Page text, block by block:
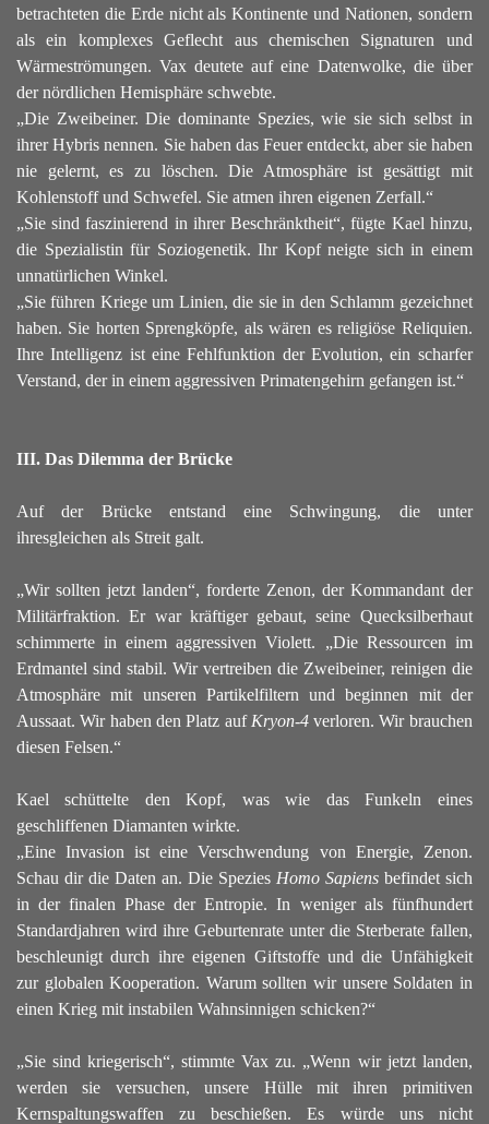
betrachteten die Erde nicht als Kontinente und Nationen, sondern
als ein komplexes Geflecht aus chemischen Signaturen und
Wärmeströmungen.Vax deutete auf eine Datenwolke, die über
der nördlichen Hemisphäre schwebte.
„Die Zweibeiner. Die dominante Spezies, wie sie sich selbst in
ihrer Hybris nennen. Sie haben das Feuer entdeckt, aber sie haben
nie gelernt, es zu löschen. Die Atmosphäre ist gesättigt mit
Kohlenstoff und Schwefel. Sie atmen ihren eigenen Zerfall.“
„Sie sind faszinierend in ihrer Beschränktheit“, fügte Kael hinzu,
die Spezialistin für Soziogenetik. Ihr Kopf neigte sich in einem
unnatürlichen Winkel.
„Sie führen Kriege um Linien, die sie in den Schlamm gezeichnet
haben. Sie horten Sprengköpfe, als wären es religiöse Reliquien.
Ihre Intelligenz ist eine Fehlfunktion der Evolution, ein scharfer
Verstand, der in einem aggressiven Primatengehirn gefangen ist.“
III. Das Dilemma der Brücke
Auf der Brücke entstand eine Schwingung, die unter
ihresgleichen als Streit galt.
„Wir sollten jetzt landen“, forderte Zenon, der Kommandant der
Militärfraktion. Er war kräftiger gebaut, seine Quecksilberhaut
schimmerte in einem aggressiven Violett. „Die Ressourcen im
Erdmantel sind stabil. Wir vertreiben die Zweibeiner, reinigen die
Atmosphäre mit unseren Partikelfiltern und beginnen mit der
Aussaat. Wir haben den Platz auf Kryon-4verloren. Wir brauchen
diesen Felsen.“
Kael schüttelte den Kopf, was wie das Funkeln eines
geschliffenen Diamanten wirkte.
„Eine Invasion ist eine Verschwendung von Energie, Zenon.
Schau dir die Daten an. Die Spezies Homo Sapiensbefindet sich
in der finalen Phase der Entropie. In weniger als fünfhundert
Standardjahren wird ihre Geburtenrate unter die Sterberate fallen,
beschleunigt durch ihre eigenen Giftstoffe und die Unfähigkeit
zur globalen Kooperation. Warum sollten wir unsere Soldaten in
einen Krieg mit instabilen Wahnsinnigen schicken?“
„Sie sind kriegerisch“, stimmte Vax zu. „Wenn wir jetzt landen,
werden sie versuchen, unsere Hülle mit ihren primitiven
Kernspaltungswaffen zu beschießen. Es würde uns nicht